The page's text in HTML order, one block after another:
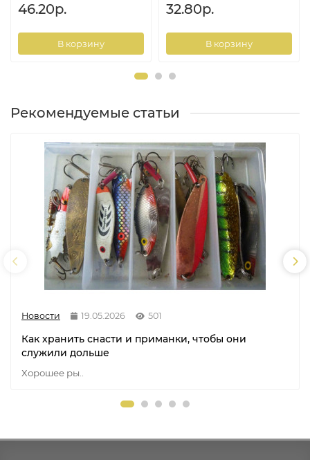
46.20р.
В корзину
32.80р.
В корзину
Рекомендуемые статьи
Новости 19.05.2026 501
Как хранить снасти и приманки, чтобы они
служили дольше
Хорошее ры..